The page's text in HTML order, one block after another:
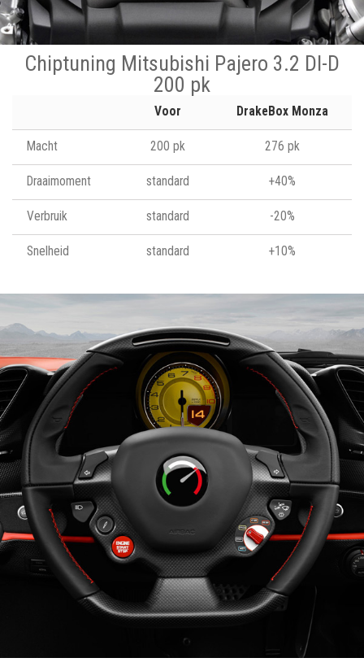
Chiptuning Mitsubishi Pajero 3.2 DI-D
200 pk
Voor DrakeBox Monza
Macht 200 pk 276 pk
Draaimoment standard +40%
Verbruik standard -20%
Snelheid standard +10%